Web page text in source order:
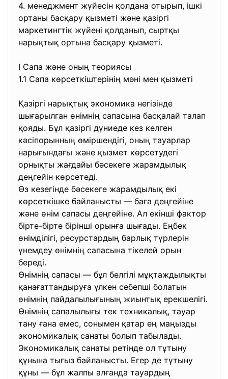
4. менеджмент жүйесін қолдана отырып, ішкі
ортаны басқару қызметі және қазіргі
маркетингтік жүйені қолданып, сыртқы
нарықтық ортына басқару қызметі.
І Сапа және оның теориясы
1.1 Сапа көрсеткіштерінің мәні мен қызметі
Қазіргі нарықтық экономика негізінде
шығарылган өнімнің сапасына басқалай талап
қояды. Бұл қазіргі дүниеде кез келген
кәсіпорынның өміршендігі, оның тауарлар
нарығындағы және қызмет көрсетудегі
орнықты жағдайы бәсекеге жарамдылық
деңгейін көрсетеді.
Өз кезегінде бәсекеге жарамдылық екі
көрсеткішке байланысты — баға деңгейіне
және өнім сапасы деңгейіне. Ал екінші фактор
бірте-бірте бірінші орынға шығады. Еңбек
өнімділігі, ресурстардың барлық түрлерін
үнемдеу өнімнің сапасына тікелей орын
береді.
Өнімнің сапасы — бұл белгілі мұқтаждылықты
қанағаттандыруға үлкен себепші болатын
өнімнің пайдалылығының жиынтық ерекшелігі.
Өнімнің сапалылығы тек техникалық, тауар
тану ғана емес, сонымен қатар ең маңызды
экономикалық санаты болып табылады.
Экономикалық санаты ретінде ол тұтыну
құнына тығыз байланысты. Егер де тұтыну
құны — бұл жалпы алғанда тауардың